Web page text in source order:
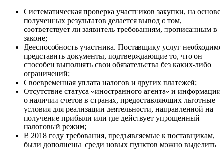
Систематическая проверка участников закупки, на основе
полученных результатов делается вывод о том,
соответствует ли заявитель требованиям, прописанным в
законе;
Дееспособность участника. Поставщику услуг
представить документы, подтверждающие то, что он
способен выполнять свои обязательства без каких-либо
ограничений;
Своевременная уплата налогов и других платежей;
Отсутствие статуса «иностранного агента» и
о наличии счетов в странах, предоставляющих льготные
условия для реализации деятельности, направленной на
получение прибыли или где действует упрощенный
налоговый режим;
В 2018 году требования, предъявляемые к поставщикам,
были дополнены, среди новых пунктов можно выделить